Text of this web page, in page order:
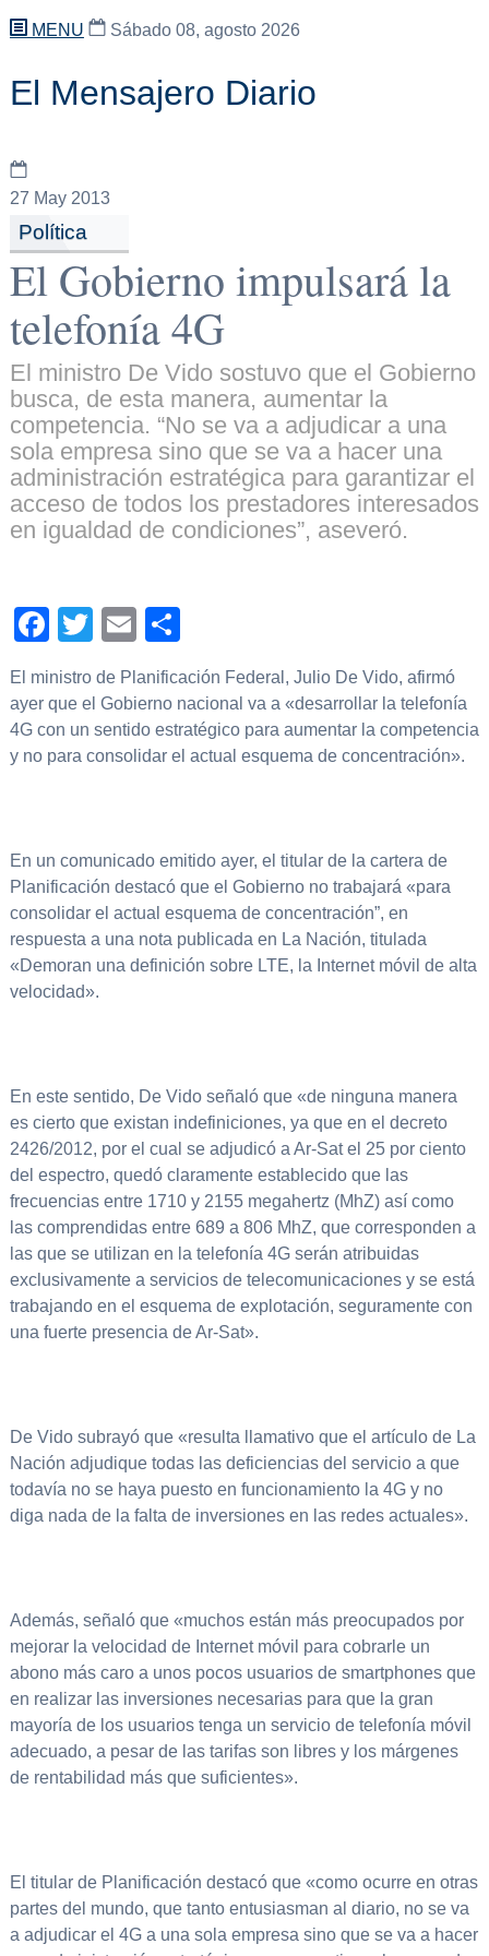
MENU Sábado 08, agosto 2026
El Mensajero Diario
27 May 2013
Política
El Gobierno impulsará la
telefonía 4G
El ministro De Vido sostuvo que el Gobierno
busca, de esta manera, aumentar la
competencia. “No se va a adjudicar a una
sola empresa sino que se va a hacer una
administración estratégica para garantizar el
acceso de todos los prestadores interesados
en igualdad de condiciones”, aseveró.
Facebook
TwitterEmail
El ministro de Planificación Federal, Julio De Vido, afirmó
ayer que el Gobierno nacional va a «desarrollar la telefonía
4G con un sentido estratégico para aumentar la competencia
y no para consolidar el actual esquema de concentración».
En un comunicado emitido ayer, el titular de la cartera de
Planificación destacó que el Gobierno no trabajará «para
consolidar el actual esquema de concentración”, en
respuesta a una nota publicada en La Nación, titulada
«Demoran una definición sobre LTE, la Internet móvil de alta
velocidad».
En este sentido, De Vido señaló que «de ninguna manera
es cierto que existan indefiniciones, ya que en el decreto
2426/2012, por el cual se adjudicó a Ar-Sat el 25 por ciento
del espectro, quedó claramente establecido que las
frecuencias entre 1710 y 2155 megahertz (MhZ) así como
las comprendidas entre 689 a 806 MhZ, que corresponden a
las que se utilizan en la telefonía 4G serán atribuidas
exclusivamente a servicios de telecomunicaciones y se está
trabajando en el esquema de explotación, seguramente con
una fuerte presencia de Ar-Sat».
De Vido subrayó que «resulta llamativo que el artículo de La
Nación adjudique todas las deficiencias del servicio a que
todavía no se haya puesto en funcionamiento la 4G y no
diga nada de la falta de inversiones en las redes actuales».
Además, señaló que «muchos están más preocupados por
mejorar la velocidad de Internet móvil para cobrarle un
abono más caro a unos pocos usuarios de smartphones que
en realizar las inversiones necesarias para que la gran
mayoría de los usuarios tenga un servicio de telefonía móvil
adecuado, a pesar de las tarifas son libres y los márgenes
de rentabilidad más que suficientes».
El titular de Planificación destacó que «como ocurre en otras
partes del mundo, que tanto entusiasman al diario, no se va
a adjudicar el 4G a una sola empresa sino que se va a hacer